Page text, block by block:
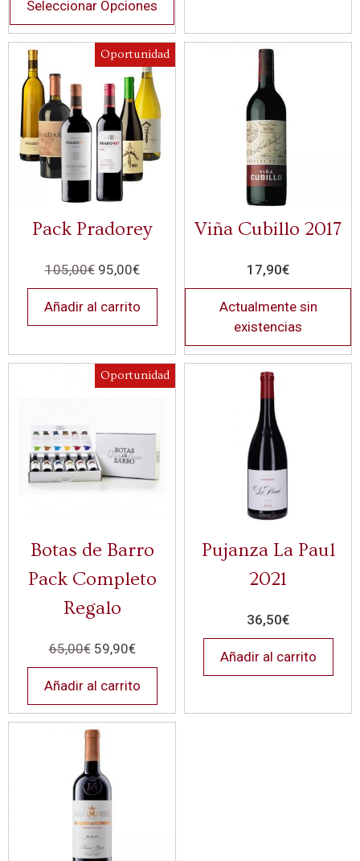
Seleccionar Opciones
Oportunidad
Pack Pradorey
105,00€ 95,00€
Añadir al carrito
Viña Cubillo 2017
17,90€
Actualmente sin
existencias
Oportunidad
Botas de Barro
Pack Completo
Regalo
65,00€ 59,90€
Añadir al carrito
Pujanza La Paul
2021
36,50€
Añadir al carrito